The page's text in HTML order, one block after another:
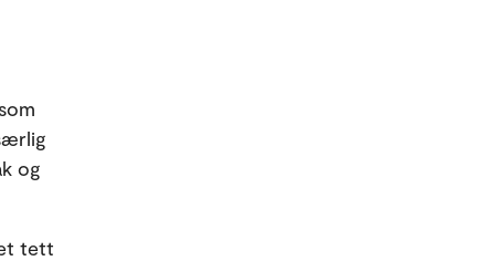
og
tett